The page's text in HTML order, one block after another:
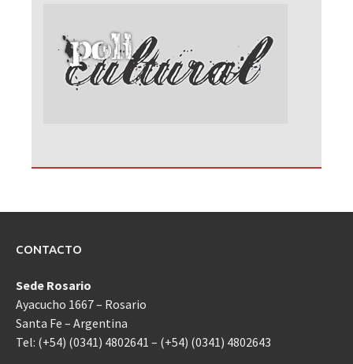
CONTACTO
Sede Rosario
Ayacucho 1667 – Rosario
Santa Fe – Argentina
Tel: (+54) (0341) 4802641 – (+54) (0341) 4802643